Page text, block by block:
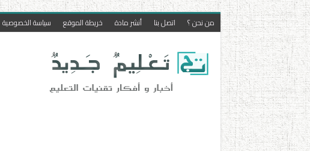
من نحن ؟ اتصل بنا أنشر مادة خريطة الموقع سياسة الخصوصية